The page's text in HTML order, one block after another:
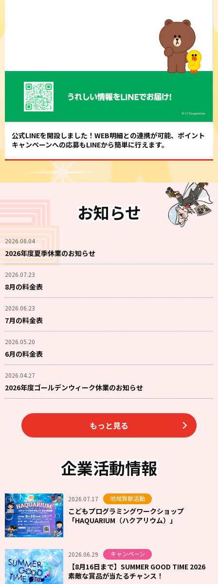
公式LINEを開設しました！WEB明細との連携が可能、ポイント
キャンペーンへの応募もLINEから簡単に行えます。
お知らせ
2026.08.04
2026年度夏季休業のお知らせ
2026.07.23
8月の料金表
2026.06.23
7月の料金表
2026.05.20
6月の料金表
2026.04.27
2026年度ゴールデンウィーク休業のお知らせ
もっと見る
企業活動情報
2026.07.17 地域貢献活動
こどもプログラミングワークショップ
「HAQUARIUM（ハクアリウム）」
2026.06.29 キャンペーン
【8月16日まで】SUMMER GOOD TIME 2026
素敵な賞品が当たるチャンス！